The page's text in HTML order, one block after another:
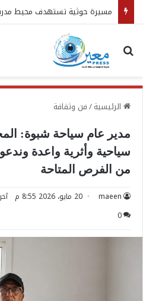
بحث عن
الرئيسية/فن وثقافة
مدير عام سياحة شبوة:
سياحية وأثرية واعدة
من الفرص المتاحة
maeen 20 مايو، 2026 8:55 م
آخر
0